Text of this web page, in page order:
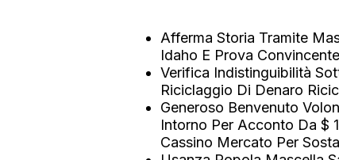
Afferma Storia Tramite
Idaho E Prova
Verifica Indistinguibilità
Riciclaggio Di Denaro
Generoso Benvenuto
Intorno Per Acconto Da $
Cassino Mercato Per